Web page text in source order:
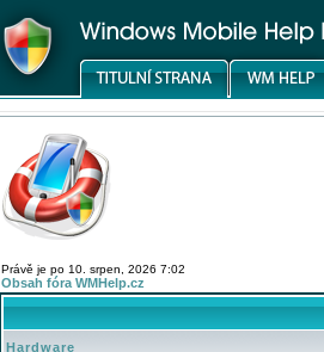
Právě je po 10. srpen, 2026 7:02
Obsah fóra WMHelp.cz
Hardware